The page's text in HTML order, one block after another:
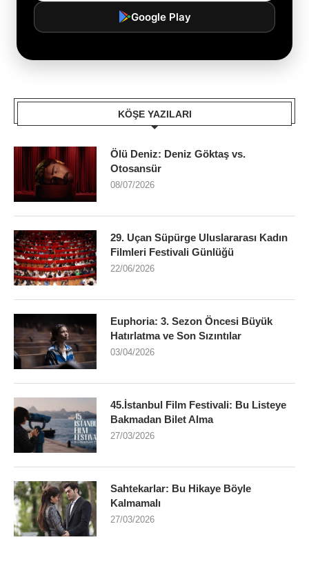
Google Play
KÖŞE YAZILARI
Ölü Deniz: Deniz Göktaş vs.
Otosansür
08/07/2026
29. Uçan Süpürge Uluslararası Kadın
Filmleri Festivali Günlüğü
22/06/2026
Euphoria: 3. Sezon Öncesi Büyük
Hatırlatma ve Son Sızıntılar
03/04/2026
45.İstanbul Film Festivali: Bu Listeye
Bakmadan Bilet Alma
27/03/2026
Sahtekarlar: Bu Hikaye Böyle
Kalmamalı
27/03/2026